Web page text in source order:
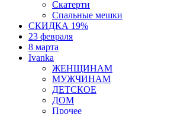
Скатерти
Спальные мешки
СКИДКА 19%
23 февраля
8 марта
Ivanka
ЖЕНЩИНАМ
МУЖЧИНАМ
ДЕТСКОЕ
ДОМ
Прочее